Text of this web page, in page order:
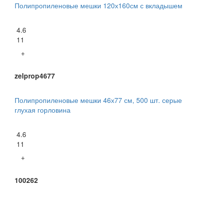
Полипропиленовые мешки 120х160см с вкладышем
4.6
11
+
zelprop4677
Полипропиленовые мешки 46х77 см, 500 шт. серые
глухая горловина
4.6
11
+
100262